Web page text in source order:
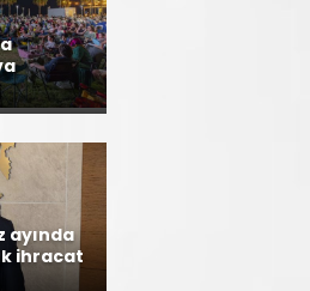
ayında
ihracat